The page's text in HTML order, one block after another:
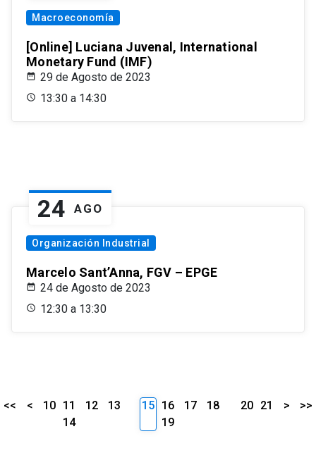
Macroeconomía
[Online] Luciana Juvenal, International
Monetary Fund (IMF)
29 de Agosto de 2023
13:30 a 14:30
24 AGO
Organización Industrial
Marcelo Sant’Anna, FGV – EPGE
24 de Agosto de 2023
12:30 a 13:30
<< < 10 11 12
13
14
15 16 17
18
19
20 21 > >>